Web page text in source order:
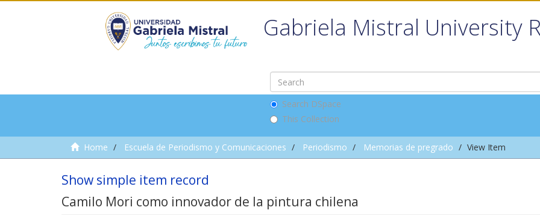
Gabriela Mistral University
Search DSpace
This Collection
Home Escuela de Periodismo y Comunicaciones Periodismo Memorias de pregrado View Item
Show simple item record
Camilo Mori como innovador de la pintura chilena